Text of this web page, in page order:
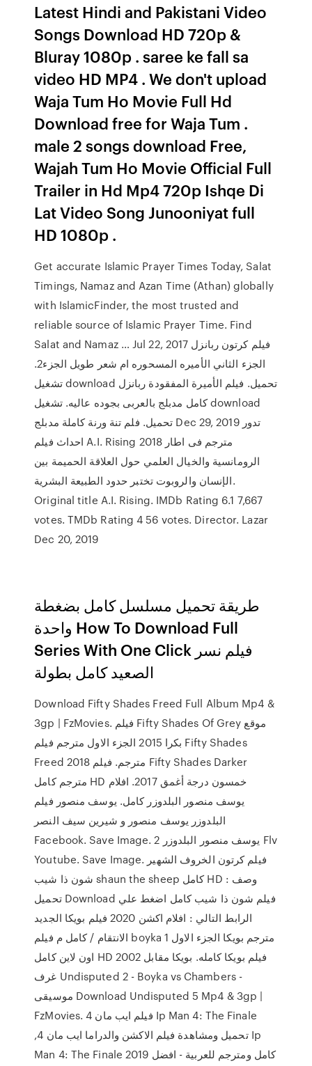
Latest Hindi and Pakistani Video
Songs Download HD 720p &
Bluray 1080p . saree ke fall sa
video HD MP4 . We don't upload
Waja Tum Ho Movie Full Hd
Download free for Waja Tum .
male 2 songs download Free,
Wajah Tum Ho Movie Official Full
Trailer in Hd Mp4 720p Ishqe Di
Lat Video Song Junooniyat full
HD 1080p .
Get accurate Islamic Prayer Times Today, Salat
Timings, Namaz and Azan Time (Athan) globally
with IslamicFinder, the most trusted and
reliable source of Islamic Prayer Time. Find
Salat and Namaz … Jul 22, 2017 فيلم كرتون ربانزل
الجزء الثاني الأميره المسحوره ام شعر طويل الجزء2.
تشغيل download تحميل. فيلم الأميرة المفقودة ربانزل
كامل مدبلج بالعربى بجوده عاليه. تشغيل download
تحميل. فلم تنة ورنة كاملة مدبلج Dec 29, 2019 تدور
احداث فيلم A.I. Rising 2018 مترجم فى اطار
الرومانسية والخيال العلمي حول العلاقة الحميمة بين
الإنسان والروبوت تختبر حدود الطبيعة البشرية.
Original title A.I. Rising. IMDb Rating 6.1 7,667
votes. TMDb Rating 4 56 votes. Director. Lazar
Dec 20, 2019
طريقة تحميل مسلسل كامل بضغطة
واحدة How To Download Full
Series With One Click فيلم نسر
الصعيد كامل بطولة
Download Fifty Shades Freed Full Album Mp4 &
3gp | FzMovies. فيلم Fifty Shades Of Grey موقع
بكرا 2015 الجزء الاول مترجم فيلم Fifty Shades
Freed 2018 مترجم. فيلم Fifty Shades Darker
مترجم كامل HD خمسون درجة أغمق 2017. افلام
يوسف منصور البلدوزر كامل. يوسف منصور فيلم
البلدوزر يوسف منصور و شيرين سيف النصر
Facebook. Save Image. يوسف منصور البلدوزر 2 Flv
Youtube. Save Image. فيلم كرتون الخروف الشهير
شون ذا شيب shaun the sheep كامل HD وصف :
تحميل Download فيلم شون ذا شيب كامل اضغط علي
الرابط التالي : افلام اكشن 2020 فيلم بويكا الجديد
الانتقام / كامل م فيلم boyka 1 مترجم بويكا الجزء الاول
اون لاين كامل HD 2002 فيلم بويكا كامله. بويكا مقابل
غرف Undisputed 2 - Boyka vs Chambers -
موسيقى Download Undisputed 5 Mp4 & 3gp |
FzMovies. فيلم ايب مان 4 Ip Man 4: The Finale
,تحميل ومشاهدة فيلم الاكشن والدراما ايب مان 4 Ip
Man 4: The Finale 2019 كامل ومترجم للعربية - افضل